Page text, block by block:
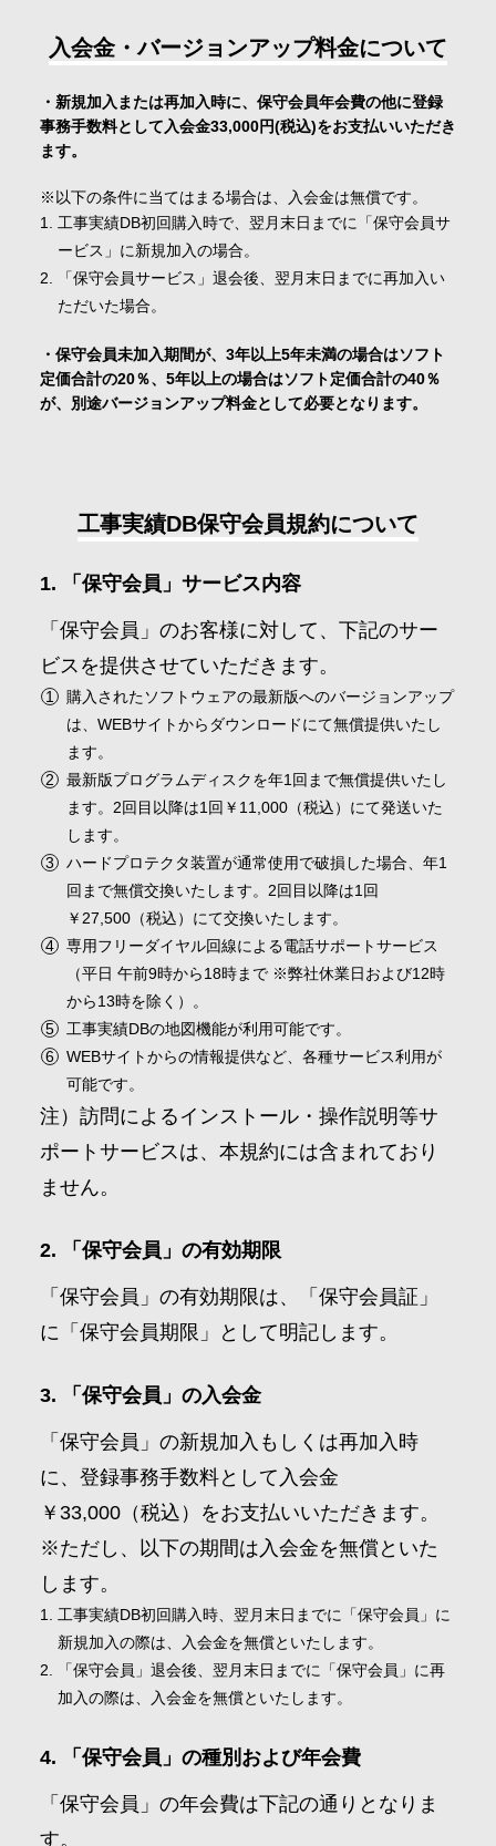
入会金・バージョンアップ料金について
・新規加入または再加入時に、保守会員年会費の他に登録
事務手数料として入会金33,000円(税込)をお支払いいただき
ます。
※以下の条件に当てはまる場合は、入会金は無償です。
工事実績DB初回購入時で、翌月末日までに「保守会員サ
ービス」に新規加入の場合。
「保守会員サービス」退会後、翌月末日までに再加入い
ただいた場合。
・保守会員未加入期間が、3年以上5年未満の場合はソフト
定価合計の20％、5年以上の場合はソフト定価合計の40％
が、別途バージョンアップ料金として必要となります。
工事実績DB保守会員規約について
「保守会員」サービス内容
「保守会員」のお客様に対して、下記のサー
ビスを提供させていただきます。
購入されたソフトウェアの最新版へのバージョンアップ
は、WEBサイトからダウンロードにて無償提供いたし
ます。
最新版プログラムディスクを年1回まで無償提供いたし
ます。2回目以降は1回￥11,000（税込）にて発送いた
します。
ハードプロテクタ装置が通常使用で破損した場合、年1
回まで無償交換いたします。2回目以降は1回
￥27,500（税込）にて交換いたします。
専用フリーダイヤル回線による電話サポートサービス
（平日 午前9時から18時まで ※弊社休業日および12時
から13時を除く）。
工事実績DBの地図機能が利用可能です。
WEBサイトからの情報提供など、各種サービス利用が
可能です。
注）訪問によるインストール・操作説明等サ
ポートサービスは、本規約には含まれており
ません。
「保守会員」の有効期限
「保守会員」の有効期限は、「保守会員証」
に「保守会員期限」として明記します。
「保守会員」の入会金
「保守会員」の新規加入もしくは再加入時
に、登録事務手数料として入会金
￥33,000（税込）をお支払いいただきます。
※ただし、以下の期間は入会金を無償といた
します。
工事実績DB初回購入時、翌月末日までに「保守会員」に
新規加入の際は、入会金を無償といたします。
「保守会員」退会後、翌月末日までに「保守会員」に再
加入の際は、入会金を無償といたします。
「保守会員」の種別および年会費
「保守会員」の年会費は下記の通りとなりま
す。